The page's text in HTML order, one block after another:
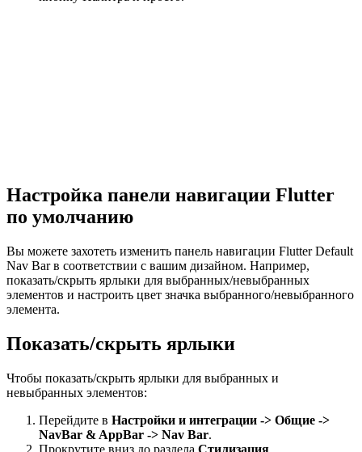
Настройка панели навигации Flutter
по умолчанию
Вы можете захотеть изменить панель навигации Flutter Default
Nav Bar в соответствии с вашим дизайном. Например,
показать/скрыть ярлыки для выбранных/невыбранных
элементов и настроить цвет значка выбранного/невыбранного
элемента.
Показать/скрыть ярлыки
Чтобы показать/скрыть ярлыки для выбранных и
невыбранных элементов:
Перейдите в Настройки и интеграции -> Общие ->
NavBar & AppBar -> Nav Bar.
Прокрутите вниз до раздела Стилизация.